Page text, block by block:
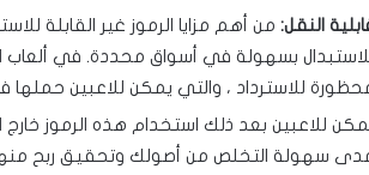
النقل: من أهم مزايا الرموز غير القابلة
بسهولة في أسواق محددة. في ألعاب
للاسترداد ، والتي يمكن للاعبين
للاعبين بعد ذلك استخدام هذه الرموز
سهولة التخلص من أصولك وتحقيق ربح